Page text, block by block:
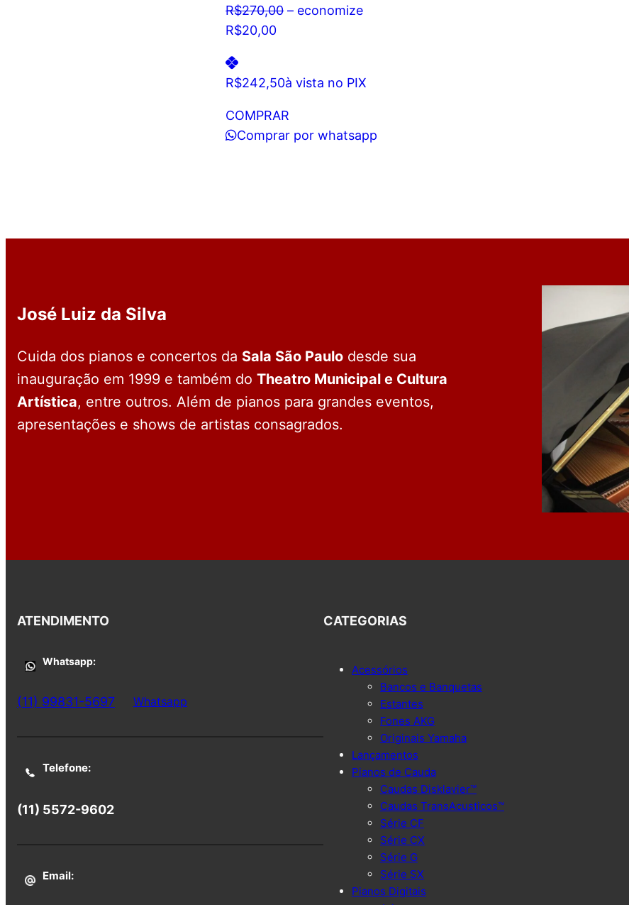
R$270,00– economize
R$20,00
R$242,50à vista no PIX
COMPRAR
Comprar por whatsapp
José Luiz da Silva
Cuida dos pianos e concertos da Sala São Paulo desde sua
inauguração em 1999 e também do Theatro Municipal e Cultura
Artística, entre outros. Além de pianos para grandes eventos,
apresentações e shows de artistas consagrados.
ATENDIMENTO
Whatsapp:
(11) 99831-5697 Whatsapp
Telefone:
(11) 5572-9602
Email:
CATEGORIAS
Acessórios
Bancos e Banquetas
Estantes
Fones AKG
Originais Yamaha
Lançamentos
Pianos de Cauda
Caudas Disklavier™
Caudas TransAcusticos™
Série CF
Série CX
Série G
Série SX
Pianos Digitais